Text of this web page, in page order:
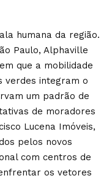
humana da região.
Paulo, Alphaville
que a mobilidade
verdes integram o
um padrão de
de moradores
Lucena Imóveis,
pelos novos
com centros de
os vetores